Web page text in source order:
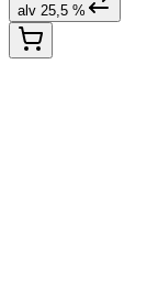
alv 25,5 %